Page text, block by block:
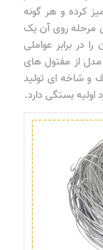
کرده و هر گونه
مرحله روی آن یک
در برابر عواملی
از مفتول های
و در اشکال کلاف و شاخه ای تولید
بستگی دارد.